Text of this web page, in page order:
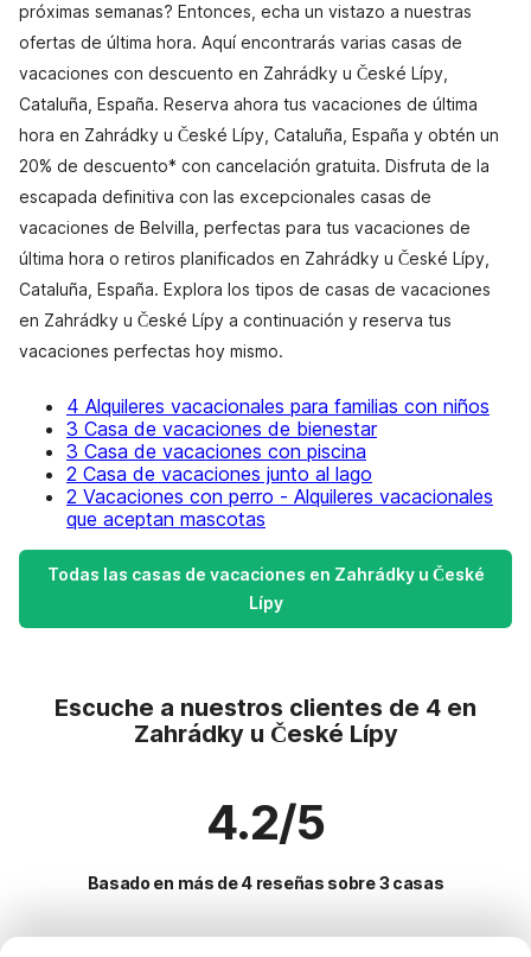
próximas semanas? Entonces, echa un vistazo a nuestras
ofertas de última hora. Aquí encontrarás varias casas de
vacaciones con descuento en Zahrádky u České Lípy,
Cataluña, España. Reserva ahora tus vacaciones de última
hora en Zahrádky u České Lípy, Cataluña, España y obtén un
20% de descuento* con cancelación gratuita. Disfruta de la
escapada definitiva con las excepcionales casas de
vacaciones de Belvilla, perfectas para tus vacaciones de
última hora o retiros planificados en Zahrádky u České Lípy,
Cataluña, España. Explora los tipos de casas de vacaciones
en Zahrádky u České Lípy a continuación y reserva tus
vacaciones perfectas hoy mismo.
4 Alquileres vacacionales para familias con niños
3 Casa de vacaciones de bienestar
3 Casa de vacaciones con piscina
2 Casa de vacaciones junto al lago
2 Vacaciones con perro - Alquileres vacacionales
que aceptan mascotas
Todas las casas de vacaciones en Zahrádky u České
Lípy
Escuche a nuestros clientes de 4 en
Zahrádky u České Lípy
4.2/5
Basado en más de 4 reseñas sobre 3 casas